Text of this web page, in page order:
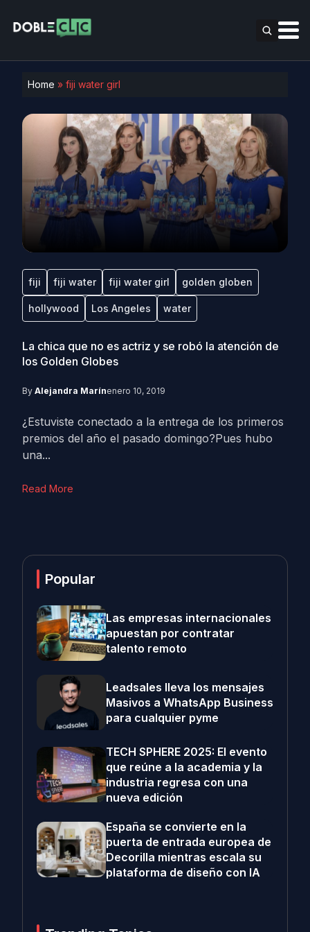
Home » fiji water girl
fiji fiji water fiji water girl golden globen
hollywood Los Angeles water
La chica que no es actriz y se robó la atención de
los Golden Globes
By Alejandra Marínenero 10, 2019
¿Estuviste conectado a la entrega de los primeros
premios del año el pasado domingo?Pues hubo
una...
Read More
Popular
Las empresas internacionales
apuestan por contratar
talento remoto
Leadsales lleva los mensajes
Masivos a WhatsApp Business
para cualquier pyme
TECH SPHERE 2025: El evento
que reúne a la academia y la
industria regresa con una
nueva edición
España se convierte en la
puerta de entrada europea de
Decorilla mientras escala su
plataforma de diseño con IA